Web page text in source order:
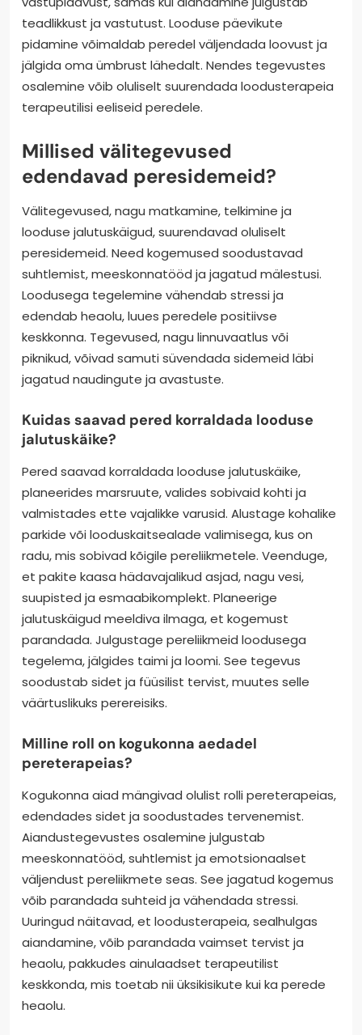
teadlikkust ja vastutust. Looduse päevikute
pidamine võimaldab peredel väljendada loovust ja
jälgida oma ümbrust lähedalt. Nendes tegevustes
osalemine võib oluliselt suurendada loodusterapeia
terapeutilisi eeliseid peredele.
Millised välitegevused
edendavad peresidemeid?
Välitegevused, nagu matkamine, telkimine ja
looduse jalutuskäigud, suurendavad oluliselt
peresidemeid. Need kogemused soodustavad
suhtlemist, meeskonnatööd ja jagatud mälestusi.
Loodusega tegelemine vähendab stressi ja
edendab heaolu, luues peredele positiivse
keskkonna. Tegevused, nagu linnuvaatlus või
piknikud, võivad samuti süvendada sidemeid läbi
jagatud naudingute ja avastuste.
Kuidas saavad pered korraldada looduse
jalutuskäike?
Pered saavad korraldada looduse jalutuskäike,
planeerides marsruute, valides sobivaid kohti ja
valmistades ette vajalikke varusid. Alustage kohalike
parkide või looduskaitsealade valimisega, kus on
radu, mis sobivad kõigile pereliikmetele. Veenduge,
et pakite kaasa hädavajalikud asjad, nagu vesi,
suupisted ja esmaabikomplekt. Planeerige
jalutuskäigud meeldiva ilmaga, et kogemust
parandada. Julgustage pereliikmeid loodusega
tegelema, jälgides taimi ja loomi. See tegevus
soodustab sidet ja füüsilist tervist, muutes selle
väärtuslikuks perereisiks.
Milline roll on kogukonna aedadel
pereterapeias?
Kogukonna aiad mängivad olulist rolli pereterapeias,
edendades sidet ja soodustades tervenemist.
Aiandustegevustes osalemine julgustab
meeskonnatööd, suhtlemist ja emotsionaalset
väljendust pereliikmete seas. See jagatud kogemus
võib parandada suhteid ja vähendada stressi.
Uuringud näitavad, et loodusterapeia, sealhulgas
aiandamine, võib parandada vaimset tervist ja
heaolu, pakkudes ainulaadset terapeutilist
keskkonda, mis toetab nii üksikisikute kui ka perede
heaolu.